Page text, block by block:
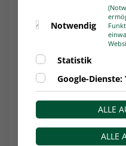
Die Gladbacher U
den KFC 1:0
nach der höchsten
die zweite
Erfolgsspur
Tabellenplatz
Innenverteidiger
einer Rotsperre nicht
Fortuna Köln - SV
Notwendig
Statistik
Google-
ALLE
ALLE